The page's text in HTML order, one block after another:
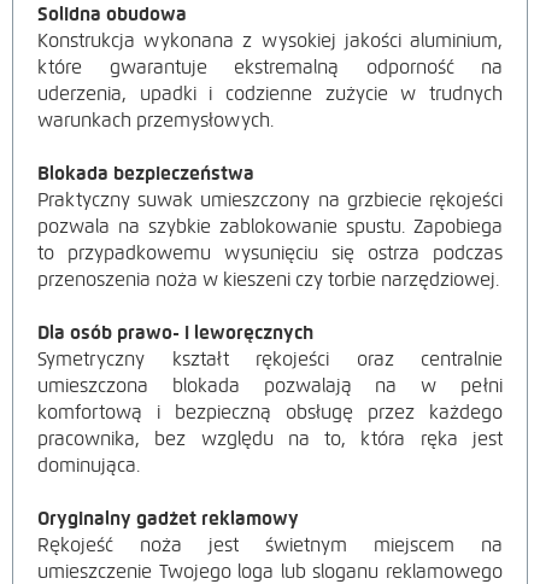
Solidna obudowa
Konstrukcja wykonana z wysokiej jakości aluminium,
które gwarantuje ekstremalną odporność na
uderzenia, upadki i codzienne zużycie w trudnych
warunkach przemysłowych.
Blokada bezpieczeństwa
Praktyczny suwak umieszczony na grzbiecie rękojeści
pozwala na szybkie zablokowanie spustu. Zapobiega
to przypadkowemu wysunięciu się ostrza podczas
przenoszenia noża w kieszeni czy torbie narzędziowej.
Dla osób prawo- i leworęcznych
Symetryczny kształt rękojeści oraz centralnie
umieszczona blokada pozwalają na w pełni
komfortową i bezpieczną obsługę przez każdego
pracownika, bez względu na to, która ręka jest
dominująca.
Oryginalny gadżet reklamowy
Rękojeść noża jest świetnym miejscem na
umieszczenie Twojego loga lub sloganu reklamowego